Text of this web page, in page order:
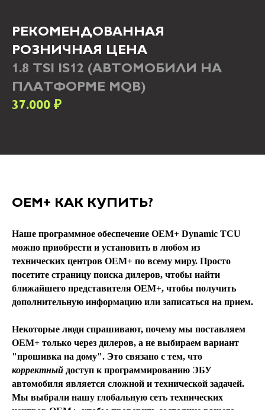
РЕКОМЕНДОВАННАЯ
РОЗНИЧНАЯ ЦЕНА
1.8 TSI IS12 (АВТОМОБИЛИ НА
ПЛАТФОРМЕ MQB)
37.000 ₽
OEM+ КАК КУПИТЬ?
Наше программное обеспечение OEM+ Dynamic TCU
можно приобрести и установить в любом из
технических центров OEM+ по всему миру. Просто
посетите страницу поиска дилеров, чтобы найти
ближайшего представителя OEM+, чтобы получить
дополнительную информацию или записаться на прием.
Некоторые люди спрашивают, почему мы поставляем
OEM+ только через дилеров, а не выбираем вариант
"прошивка на дому". Это связано с тем, что
корректный доступ к программированию ЭБУ
автомобиля является сложной и технической задачей.
Мы выбрали нашу глобальную сеть технических